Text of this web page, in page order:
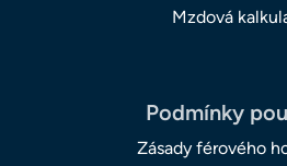
Mzdová
Podmínky
Zásady férového